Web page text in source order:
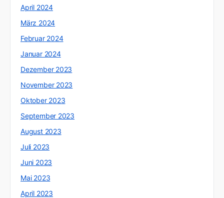
April 2024
März 2024
Februar 2024
Januar 2024
Dezember 2023
November 2023
Oktober 2023
September 2023
August 2023
Juli 2023
Juni 2023
Mai 2023
April 2023